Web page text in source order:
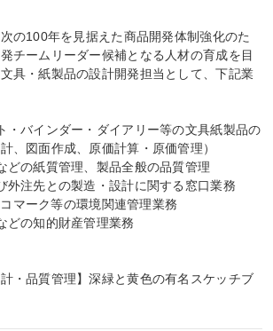
の100年を見据えた商品開発体制強化のた
チームリーダー候補となる人材の育成を目
具・紙製品の設計開発担当として、下記業
・バインダー・ダイアリー等の文具紙製品の
、図面作成、原価計算・原価管理）
どの紙質管理、製品全般の品質管理
外注先との製造・設計に関する窓口業務
マーク等の環境関連管理業務
どの知的財産管理業務
計・品質管理】深緑と黄色の有名スケッチブ